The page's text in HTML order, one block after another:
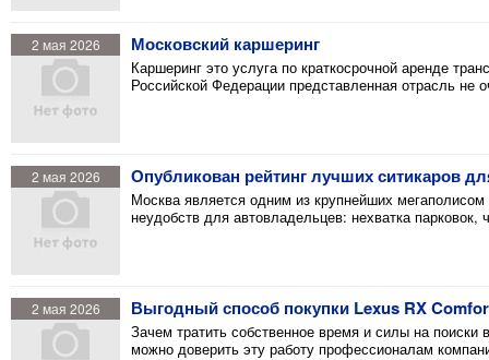
2 мая 2026 Московский каршеринг
Каршеринг это услуга по краткосрочной аренде
Российской Федерации представленная отрасль не
2 мая 2026 Опубликован рейтинг лучших ситикаров
Москва является одним из крупнейших
неудобств для автовладельцев: нехватка парковок,
2 мая 2026 Выгодный способ покупки Lexus RX
Зачем тратить собственное время и силы на
можно доверить эту работу профессионалам